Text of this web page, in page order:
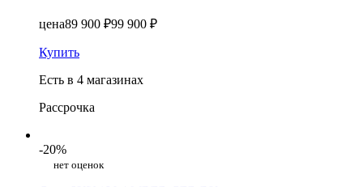
цена89 900 ₽99 900 ₽
Купить
Есть в 4 магазинах
Рассрочка
-20%
нет оценок